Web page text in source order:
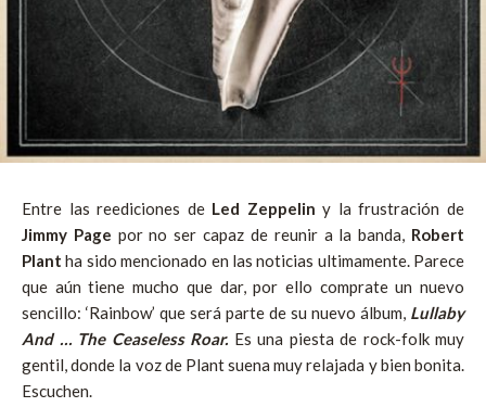
Entre las reediciones de Led Zeppelin y la frustración de
Jimmy Page por no ser capaz de reunir a la banda, Robert
Plant ha sido mencionado en las noticias ultimamente. Parece
que aún tiene mucho que dar, por ello comprate un nuevo
sencillo: ‘Rainbow’ que será parte de su nuevo álbum, Lullaby
And … The Ceaseless Roar. Es una piesta de rock-folk muy
gentil, donde la voz de Plant suena muy relajada y bien bonita.
Escuchen.